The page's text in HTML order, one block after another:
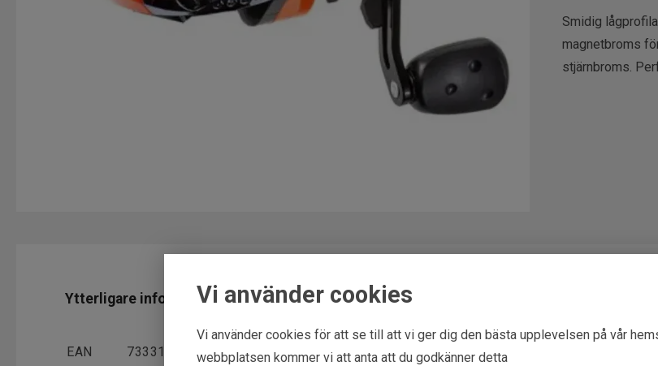
Vi använder cookies
Vi använder cookies för att se till att vi ger dig den bästa upplevelsen på vår
webbplatsen kommer vi att anta att du godkänner detta
Smidig
magnetbroms
stjärnbroms.
Ytterligare information
EAN 7333109036995